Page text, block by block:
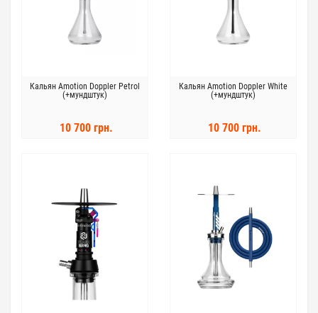
Кальян Amotion Doppler Petrol
(+мундштук)
10 700 грн.
Кальян Amotion Doppler White
(+мундштук)
10 700 грн.